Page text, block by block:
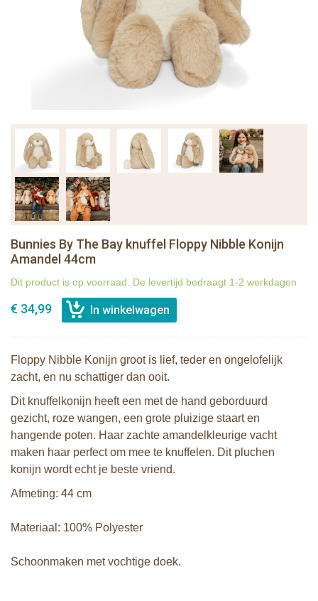
Bunnies By The Bay knuffel Floppy Nibble Konijn
Amandel 44cm
Dit product is op voorraad. De levertijd bedraagt 1-2 werkdagen
€ 34,99
Floppy Nibble Konijn groot is lief, teder en ongelofelijk
zacht, en nu schattiger dan ooit.
Dit knuffelkonijn heeft een met de hand geborduurd
gezicht, roze wangen, een grote pluizige staart en
hangende poten. Haar zachte amandelkleurige vacht
maken haar perfect om mee te knuffelen. Dit pluchen
konijn wordt echt je beste vriend.
Afmeting: 44 cm
Materiaal: 100% Polyester
Schoonmaken met vochtige doek.